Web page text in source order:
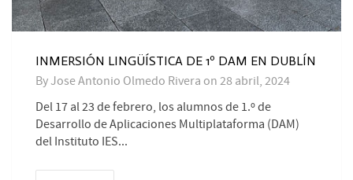
INMERSIÓN LINGÜÍSTICA DE 1º DAM EN DUBLÍN
ByJose Antonio Olmedo Rivera on 28 abril, 2024
Del 17 al 23 de febrero, los alumnos de 1.º de
Desarrollo de Aplicaciones Multiplataforma (DAM)
del Instituto IES...